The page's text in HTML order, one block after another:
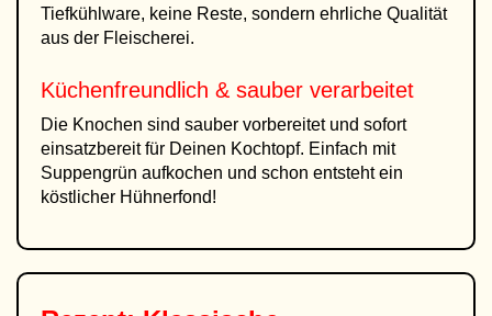
Tiefkühlware, keine Reste, sondern ehrliche Qualität
aus der Fleischerei.
Küchenfreundlich & sauber verarbeitet
Die Knochen sind sauber vorbereitet und sofort
einsatzbereit für Deinen Kochtopf. Einfach mit
Suppengrün aufkochen und schon entsteht ein
köstlicher Hühnerfond!